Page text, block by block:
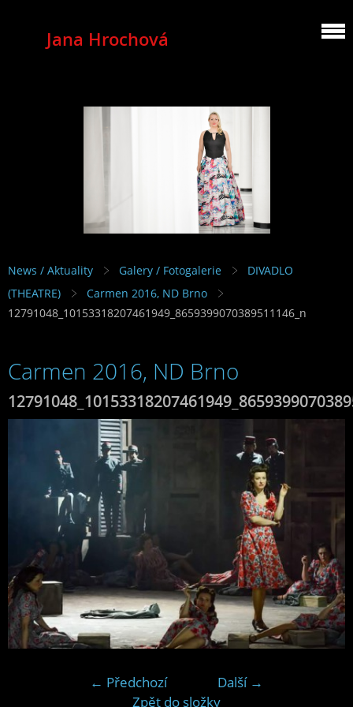
Jana Hrochová
MEZZOSOPRANO
News / Aktuality Galery / Fotogalerie
DIVADLO
(THEATRE)
Carmen 2016, ND Brno
12791048_10153318207461949_8659399070389511146_n
Carmen 2016, ND Brno
← Předchozí
Další →
Zpět do složky